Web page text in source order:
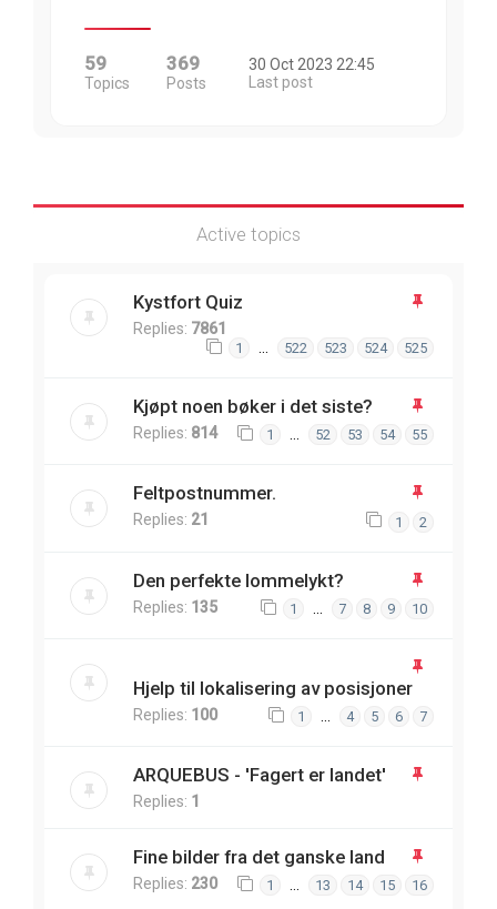
59
Topics
369
Posts
30 Oct 2023 22:45
Last post
Active topics
Kystfort Quiz
Replies: 7861
1 … 522 523 524 525
Kjøpt noen bøker i det siste?
Replies: 814 1 … 52 53 54 55
Feltpostnummer.
Replies: 21 1 2
Den perfekte lommelykt?
Replies: 135 1 7 8 9 10
Hjelp til lokalisering av posisjoner
Replies: 100 1 4 5 6 7
ARQUEBUS - 'Fagert er landet'
Replies: 1
Fine bilder fra det ganske land
Replies: 230 1 … 13 14 15 16